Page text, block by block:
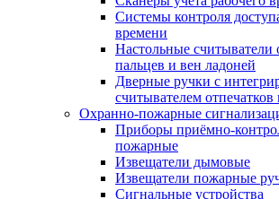
Системы контроля
времени
Настольные считыватели
пальцев и вен ладоней
Дверные ручки с
считывателем отпечатков
Охранно-пожарные
Приборы приёмно-
пожарные
Извещатели дымовые
Извещатели пожарные
Сигнальные устройства